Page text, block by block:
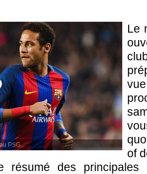
PSG...
Le
of
résumé des principales